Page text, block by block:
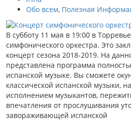
Обо всем, Полезная
В субботу 11 мая в 19:00 в
симфонического оркестра. Это
концерт сезона 2018-2019. На
представлена программа
испанской музыке. Вы сможете
классической испанской музыки,
исполнением музыкантов,
впечатления от прослушивания
завораживающей испанской